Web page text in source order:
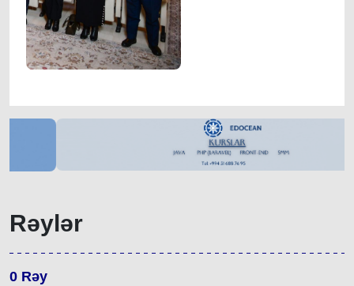
Rəylər
0 Rəy